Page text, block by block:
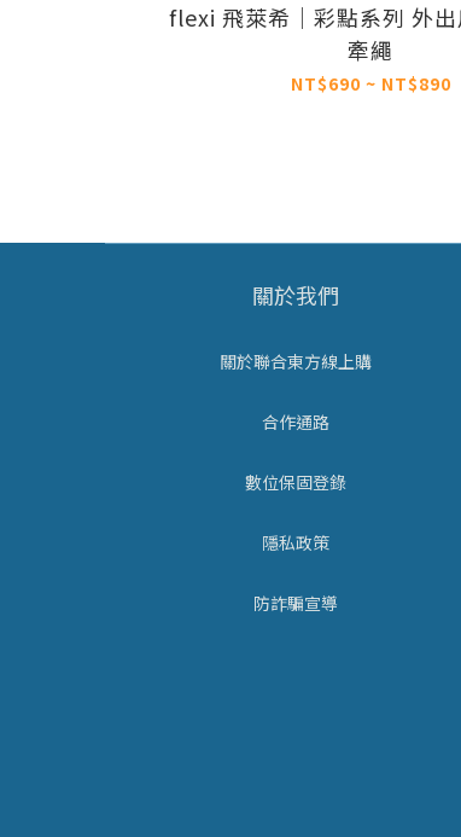
flexi 飛萊希｜彩點系列 外
牽繩
NT$690 ~ NT$890
關於我們
關於聯合東方線上購
合作通路
數位保固登錄
隱私政策
防詐騙宣導